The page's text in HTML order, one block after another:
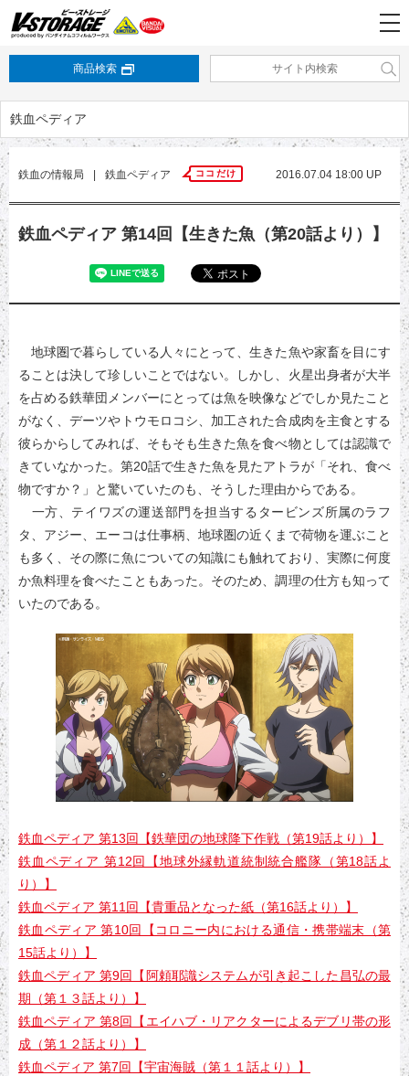
商品検索
鉄血ペディア
鉄血の情報局 鉄血ペディア ココだけ 2016.07.04 18:00 UP
鉄血ペディア 第14回【生きた魚（第20話より）】
地球圏で暮らしている人々にとって、生きた魚や家畜を目にす
ることは決して珍しいことではない。しかし、火星出身者が大半
を占める鉄華団メンバーにとっては魚を映像などでしか見たこと
がなく、デーツやトウモロコシ、加工された合成肉を主食とする
彼らからしてみれば、そもそも生きた魚を食べ物としては認識で
きていなかった。第20話で生きた魚を見たアトラが「それ、食べ
物ですか？」と驚いていたのも、そうした理由からである。
一方、テイワズの運送部門を担当するタービンズ所属のラフ
タ、アジー、エーコは仕事柄、地球圏の近くまで荷物を運ぶこと
も多く、その際に魚についての知識にも触れており、実際に何度
か魚料理を食べたこともあった。そのため、調理の仕方も知って
いたのである。
鉄血ペディア 第13回【鉄華団の地球降下作戦（第19話より）】
鉄血ペディア 第12回【地球外縁軌道統制統合艦隊（第18話よ
り）】
鉄血ペディア 第11回【貴重品となった紙（第16話より）】
鉄血ペディア 第10回【コロニー内における通信・携帯端末（第
15話より）】
鉄血ペディア 第9回【阿頼耶識システムが引き起こした昌弘の最
期（第１３話より）】
鉄血ペディア 第8回【エイハブ・リアクターによるデブリ帯の形
成（第１２話より）】
鉄血ペディア 第7回【宇宙海賊（第１１話より）】